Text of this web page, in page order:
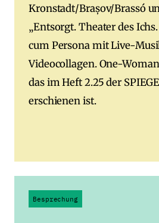
Kronstadt/Brașov/Brassó
„Entsorgt. Theater des
cum Persona mit Live-
Videocollagen. One-
das im Heft 2.25 der
erschienen ist.
Besprechung